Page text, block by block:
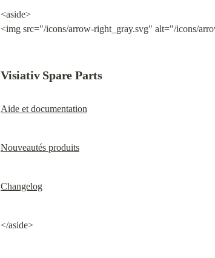
<aside>
<img src="/icons/arrow-right_gray.svg" alt="/icons/
Visiativ Spare Parts
Aide et documentation
Nouveautés produits
Changelog
</aside>